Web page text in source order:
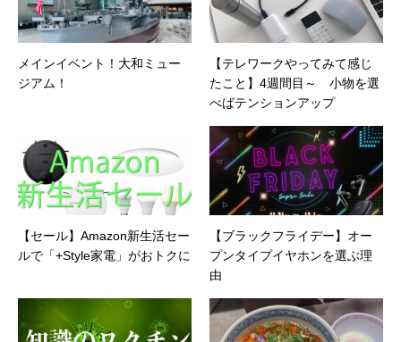
メインイベント！大和ミュー
ジアム！
【テレワークやってみて感じ
たこと】4週間目～ 小物を選
べばテンションアップ
【セール】Amazon新生活セー
ルで「+Style家電」がおトクに
【ブラックフライデー】オー
プンタイプイヤホンを選ぶ理
由